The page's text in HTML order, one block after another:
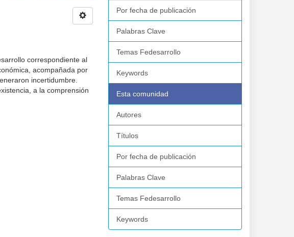
correspondiente al
acompañada por
incertidumbre.
a la comprensión
Por fecha de publicación
Palabras Clave
Temas Fedesarrollo
Keywords
Esta comunidad
Autores
Títulos
Por fecha de publicación
Palabras Clave
Temas Fedesarrollo
Keywords